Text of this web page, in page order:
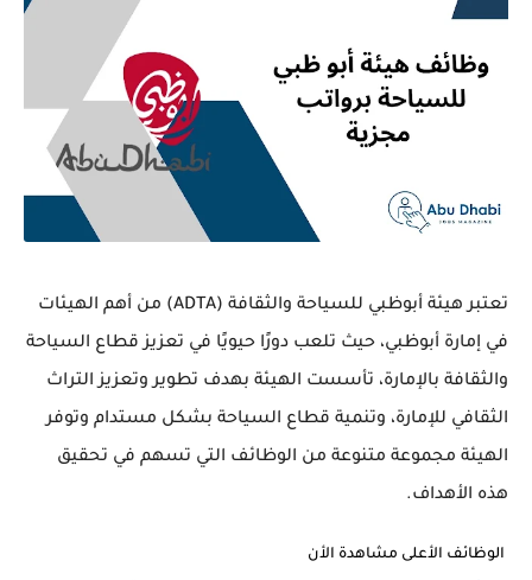
تعتبر هيئة أبوظبي للسياحة والثقافة (ADTA) من أهم الهيئات
في إمارة أبوظبي، حيث تلعب دورًا حيويًا في تعزيز قطاع السياحة
والثقافة بالإمارة، تأسست الهيئة بهدف تطوير وتعزيز التراث
الثقافي للإمارة، وتنمية قطاع السياحة بشكل مستدام وتوفر
الهيئة مجموعة متنوعة من الوظائف التي تسهم في تحقيق
هذه الأهداف.
الوظائف الأعلى مشاهدة الأن